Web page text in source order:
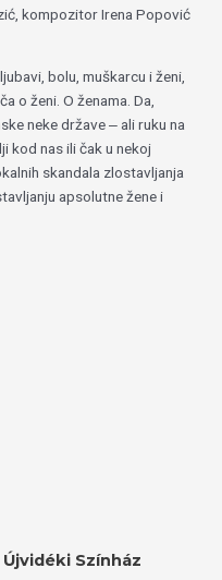
kompozitor Irena Popović
bolu, muškarcu i ženi,
o ženi. O ženama. Da,
neke države ‒ ali ruku na
kod nas ili čak u nekoj
skandala zlostavljanja
apsolutne žene i
Színház